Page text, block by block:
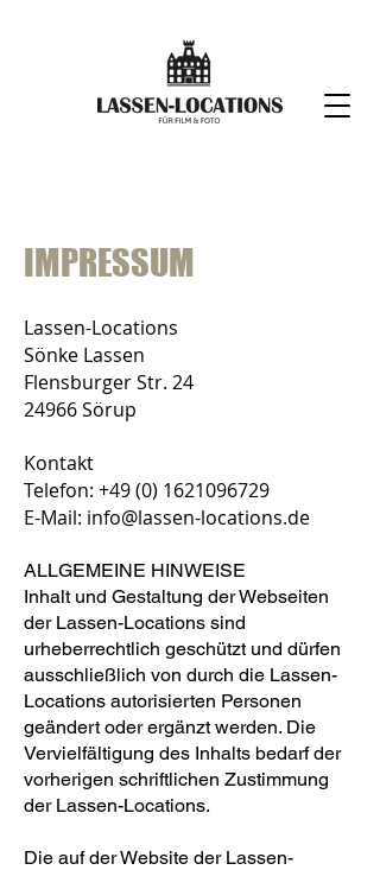
IMPRESSUM
Lassen-Locations
Sönke Lassen
Flensburger Str. 24
24966 Sörup
Kontakt
Telefon: +49 (0) 1621096729
E-Mail: info@lassen-locations.de
ALLGEMEINE HINWEISE
Inhalt und Gestaltung der Webseiten
der Lassen-Locations sind
urheberrechtlich geschützt und dürfen
ausschließlich von durch die Lassen-
Locations autorisierten Personen
geändert oder ergänzt werden. Die
Vervielfältigung des Inhalts bedarf der
vorherigen schriftlichen Zustimmung
der Lassen-Locations.
Die auf der Website der Lassen-